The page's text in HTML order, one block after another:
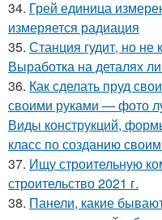
34. Грей единица
измеряется радиация
35. Станция гудит, но не
Выработка на деталях
36. Как сделать пруд
своими руками — фото
Виды конструкций,
класс по созданию
37. Ищу строительную
строительство 2021 г.
38. Панели, какие